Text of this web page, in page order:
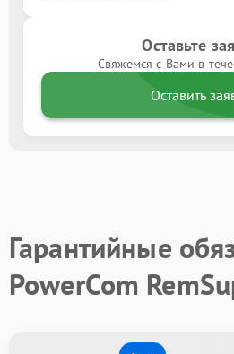
Оставьте
Свяжемся с Вами в
Оставить
Гарантийные
PowerCom